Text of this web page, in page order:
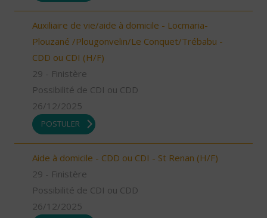
Auxiliaire de vie/aide à domicile - Locmaria-
Plouzané /Plougonvelin/Le Conquet/Trébabu -
CDD ou CDI (H/F)
29 - Finistère
Possibilité de CDI ou CDD
26/12/2025
POSTULER
Aide à domicile - CDD ou CDI - St Renan (H/F)
29 - Finistère
Possibilité de CDI ou CDD
26/12/2025